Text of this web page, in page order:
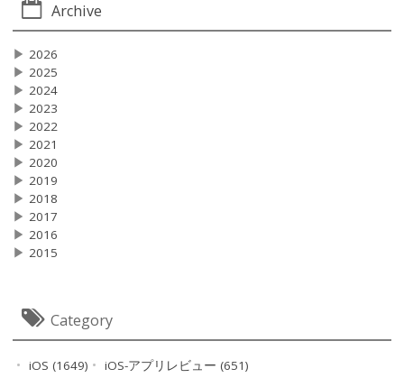
Archive
▶ 2026
▶ 2025
▶ 2024
▶ 2023
▶ 2022
▶ 2021
▶ 2020
▶ 2019
▶ 2018
▶ 2017
▶ 2016
▶ 2015
Category
iOS (1649)
iOS-アプリレビュー (651)